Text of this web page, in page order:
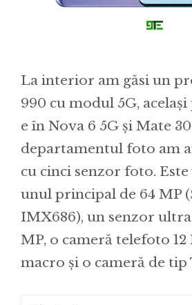
La interior am găsi un
990 cu modul 5G,
e în Nova 6 5G și Mate
departamentul foto am
cu cinci senzor foto.
unul principal de 64 MP
IMX686), un senzor
MP, o cameră telefoto 12
macro și o cameră de tip